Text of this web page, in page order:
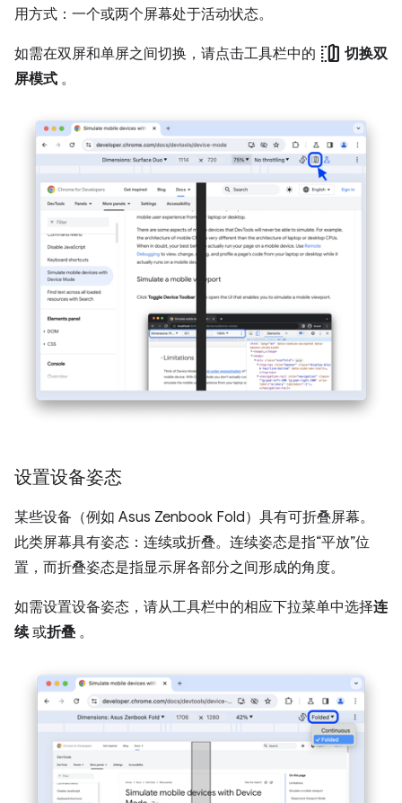
用方式：一个或两个屏幕处于活动状态。
如需在双屏和单屏之间切换，请点击工具栏中的 devices_fold 切换双
屏模式 。
设置设备姿态
某些设备（例如 Asus Zenbook Fold）具有可折叠屏幕。
此类屏幕具有姿态：连续或折叠。连续姿态是指“平放”位
置，而折叠姿态是指显示屏各部分之间形成的角度。
如需设置设备姿态，请从工具栏中的相应下拉菜单中选择连
续或折叠 。